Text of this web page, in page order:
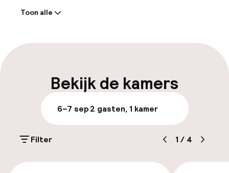
Meertalige medewerkers
Parkeren & mobiliteit
Openbaar parkeren
Toegankelijkheid
Toon alle
Bekijk de kamers
6–7 sep2 gasten, 1 kamer
Filter 1 / 4